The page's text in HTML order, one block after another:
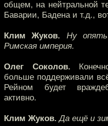
общем, на нейтральной
Баварии, Бадена и т.д.,
Клим Жуков. Ну
Римская империя.
Олег Соколов.
больше поддерживали
Рейном будет
активно.
Клим Жуков. Да ещё и